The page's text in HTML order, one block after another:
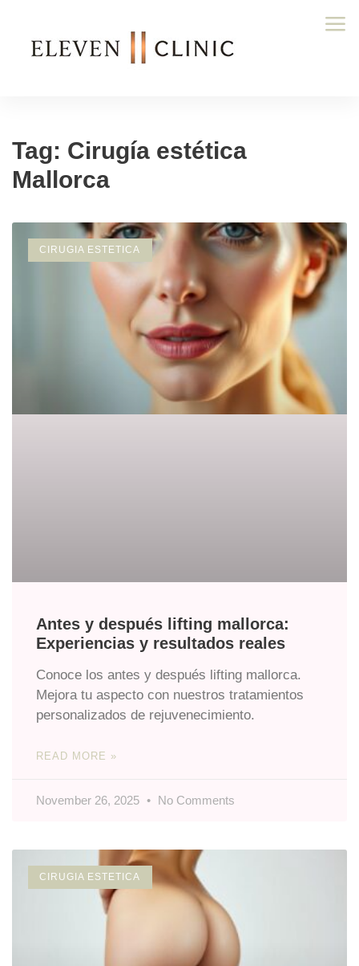
Tag: Cirugía estética
Mallorca
CIRUGIA ESTETICA
Antes y después lifting mallorca:
Experiencias y resultados reales
Conoce los antes y después lifting mallorca.
Mejora tu aspecto con nuestros tratamientos
personalizados de rejuvenecimiento.
READ MORE »
November 26, 2025 No Comments
CIRUGIA ESTETICA